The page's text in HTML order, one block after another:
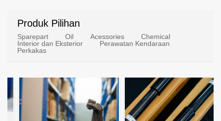
Produk Pilihan
Sparepart Oil Acessories
Chemical
Interior dan Eksterior
Perawatan Kendaraan
Perkakas